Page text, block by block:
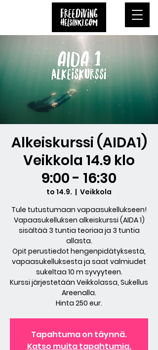
Alkeiskurssi (AIDA1)
Veikkola 14.9 klo
9:00 - 16:30
to 14.9.
  |
Veikkola
Tule tutustumaan vapaasukellukseen!
Vapaasukelluksen alkeiskurssi (AIDA 1)
sisältää 3 tuntia teoriaa ja 3 tuntia
allasta.
Opit perustiedot hengenpidätyksestä,
vapaasukelluksesta ja saat valmiudet
sukeltaa 10 m syvyyteen.
Kurssi järjestetään Veikkolassa, Sukellus
Areenalla.
Hinta 250 eur.
Tapahtuma on täynnä.
Katso muita tapahtumia.